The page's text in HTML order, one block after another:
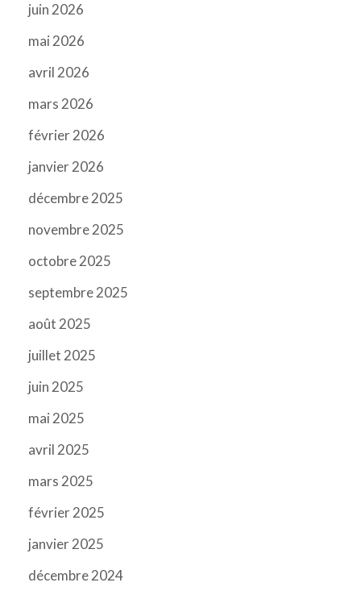
juin 2026
mai 2026
avril 2026
mars 2026
février 2026
janvier 2026
décembre 2025
novembre 2025
octobre 2025
septembre 2025
août 2025
juillet 2025
juin 2025
mai 2025
avril 2025
mars 2025
février 2025
janvier 2025
décembre 2024